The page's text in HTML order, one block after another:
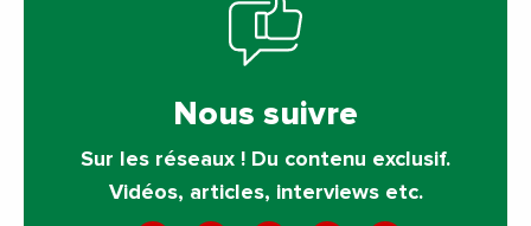
Nous suivre
Sur les réseaux ! Du contenu exclusif.
Vidéos, articles, interviews etc.